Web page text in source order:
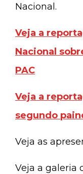
Nacional.
Veja a
Nacional
PAC
Veja a
segundo
Veja as
Veja a galeria